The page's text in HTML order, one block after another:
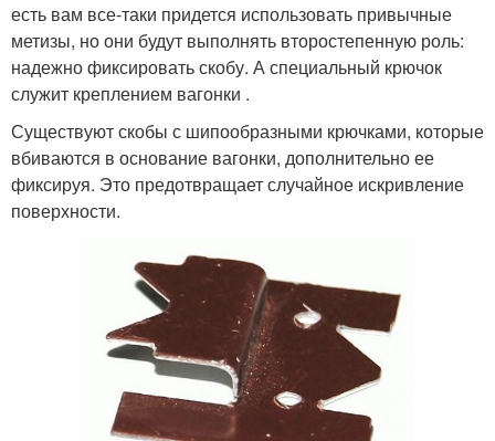
есть вам все-таки придется использовать привычные
метизы, но они будут выполнять второстепенную роль:
надежно фиксировать скобу. А специальный крючок
служит креплением вагонки .
Существуют скобы с шипообразными крючками, которые
вбиваются в основание вагонки, дополнительно ее
фиксируя. Это предотвращает случайное искривление
поверхности.